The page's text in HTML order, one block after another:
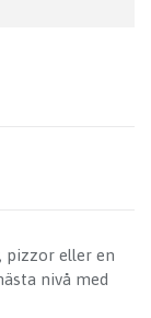
pizzor eller en
nivå med